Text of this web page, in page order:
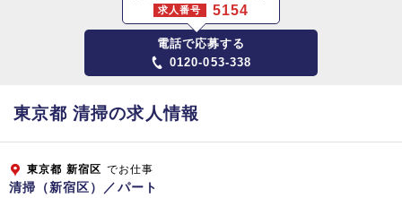
【東京本部】
〒141-0031 東京都品川区西五反田8‐4‐13
五反田JPビルディング 5階
資本金
1,808百万円（平成29年3月現在）
従業員数
求人番号
5154
電話で応募する
0120-053-338
東京都 清掃の求人情報
東京都 新宿区 でお仕事
清掃（新宿区）／パート